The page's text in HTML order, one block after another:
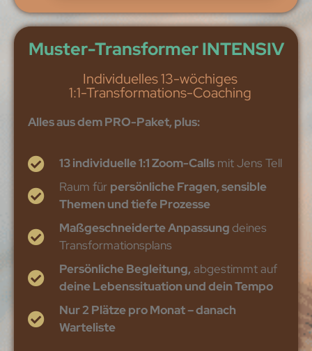
Muster-Transformer INTENSIV
Individuelles 13-wöchiges
1:1-Transformations-Coaching
Alles aus dem PRO-Paket, plus:
13 individuelle 1:1 Zoom-Calls mit Jens Tell
Raum für persönliche Fragen, sensible
Themen und tiefe Prozesse
Maßgeschneiderte Anpassung deines
Transformationsplans
Persönliche Begleitung,abgestimmt auf
deine Lebenssituation und dein Tempo
Nur 2 Plätze pro Monat – danach
Warteliste